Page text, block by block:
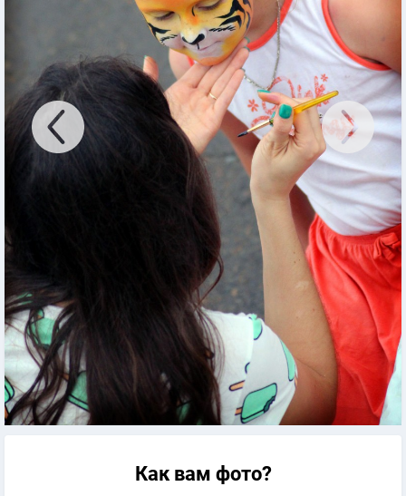
Как вам фото?